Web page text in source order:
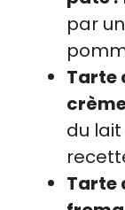
par
Tarte
du
Tarte